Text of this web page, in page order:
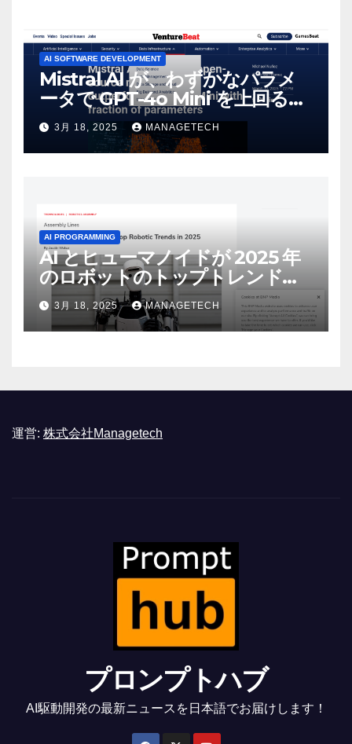
AI SOFTWARE DEVELOPMENT
Mistral AI が、わずかなパラメ
ータで GPT-4o Mini を上回る新
しいオープンソース モデルをリ
リース | VentureBeat
3月 18, 2025 MANAGETECH
AI PROGRAMMING
AI とヒューマノイドが 2025 年
のロボットのトップトレンドに |
ASSEMBLY
3月 18, 2025 MANAGETECH
運営: 株式会社Managetech
プロンプトハブ
AI駆動開発の最新ニュースを日本語でお届けします！